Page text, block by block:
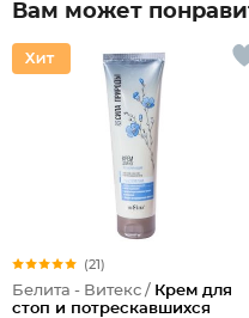
Вам может
(21)
Белита - Витекс / Крем для
стоп и потрескавшихся